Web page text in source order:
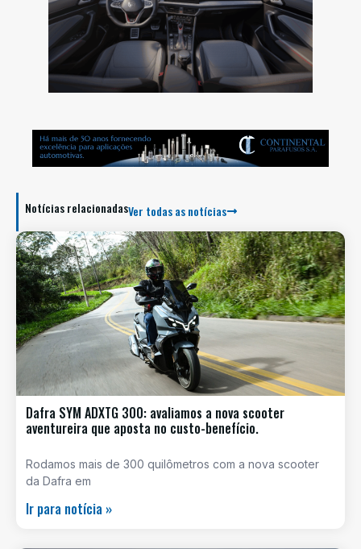
Notícias relacionadasVer todas as notícias
Dafra SYM ADXTG 300: avaliamos a nova scooter
aventureira que aposta no custo-benefício.
Rodamos mais de 300 quilômetros com a nova scooter
da Dafra em
Ir para notícia »